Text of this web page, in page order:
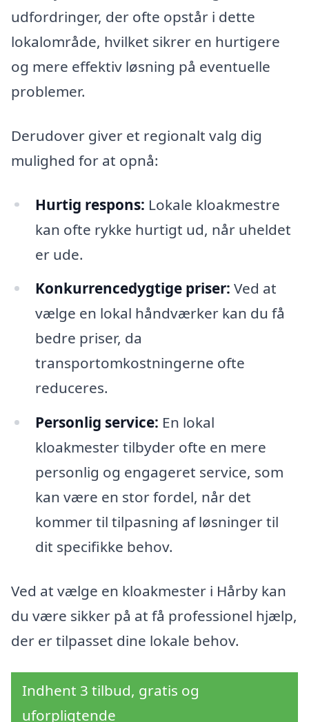
udfordringer, der ofte opstår i dette
lokalområde, hvilket sikrer en hurtigere
og mere effektiv løsning på eventuelle
problemer.
Derudover giver et regionalt valg dig
mulighed for at opnå:
Hurtig respons: Lokale kloakmestre
kan ofte rykke hurtigt ud, når uheldet
er ude.
Konkurrencedygtige priser: Ved at
vælge en lokal håndværker kan du få
bedre priser, da
transportomkostningerne ofte
reduceres.
Personlig service: En lokal
kloakmester tilbyder ofte en mere
personlig og engageret service, som
kan være en stor fordel, når det
kommer til tilpasning af løsninger til
dit specifikke behov.
Ved at vælge en kloakmester i Hårby kan
du være sikker på at få professionel hjælp,
der er tilpasset dine lokale behov.
Indhent 3 tilbud, gratis og
uforpligtende